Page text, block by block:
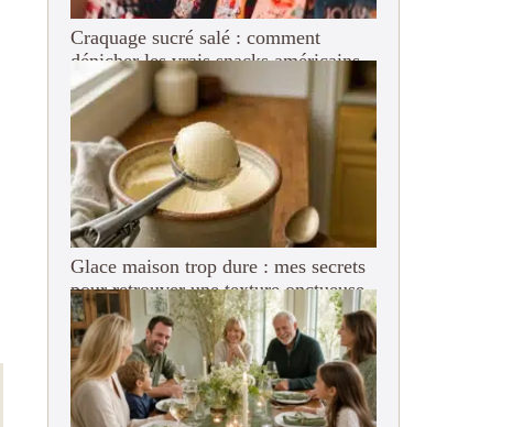
Craquage sucré salé : comment
dénicher les vrais snacks américains
en France ?
Glace maison trop dure : mes secrets
pour retrouver une texture onctueuse
(adieu le bloc de béton !)